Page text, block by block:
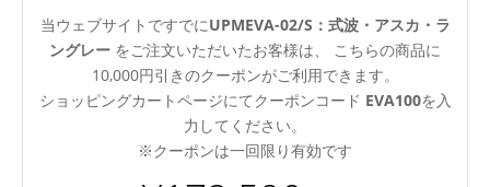
当ウェブサイトですでにUPMEVA-02/S：式波・アスカ・ラ
ングレー をご注文いただいたお客様は、 こちらの商品に
10,000円引きのクーポンがご利用できます。
ショッピングカートページにてクーポンコード EVA100を入
力してください。
※クーポンは一回限り有効です